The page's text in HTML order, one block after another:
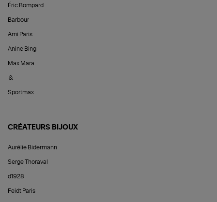
Éric Bompard
Barbour
Ami Paris
Anine Bing
Max Mara
&
Sportmax
CRÉATEURS BIJOUX
Aurélie Bidermann
Serge Thoraval
d1928
Feidt Paris